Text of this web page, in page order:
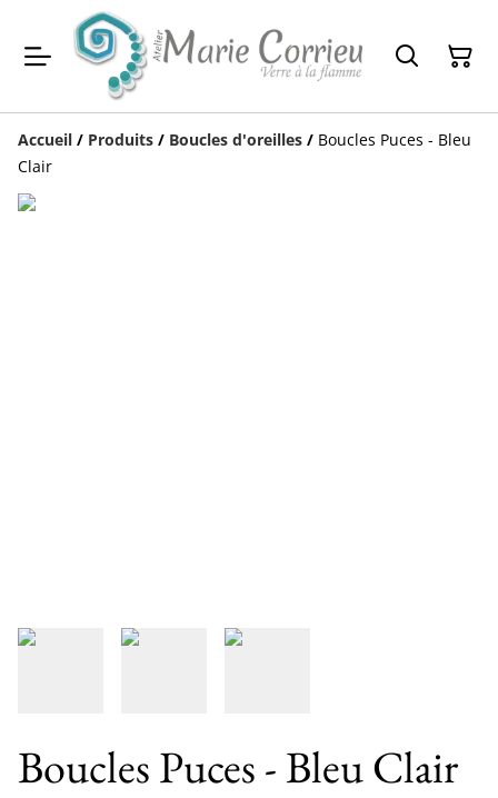
Accueil / Produits / Boucles d'oreilles / Boucles Puces - Bleu
Clair
Boucles Puces - Bleu Clair